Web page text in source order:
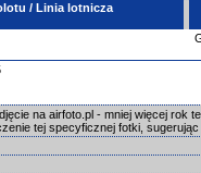
/ Linia lotnicza
na airfoto.pl - mniej więcej rok
tej specyficznej fotki,